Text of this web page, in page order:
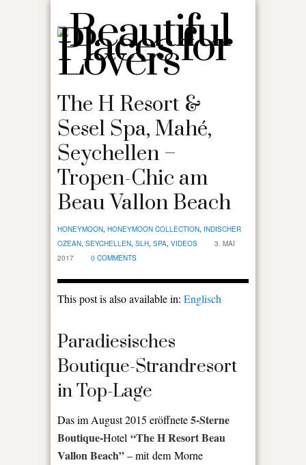
The H Resort &
Sesel Spa, Mahé,
Seychellen –
Tropen-Chic am
Beau Vallon Beach
HONEYMOON, HONEYMOON COLLECTION, INDISCHER
OZEAN, SEYCHELLEN, SLH, SPA, VIDEOS
3. MAI
2017
0 COMMENTS
This post is also available in: Englisch
Paradiesisches
Boutique-Strandresort
in Top-Lage
Das im August 2015 eröffnete5-Sterne
Boutique-Hotel “The H Resort Beau
Vallon Beach”– mit dem Morne